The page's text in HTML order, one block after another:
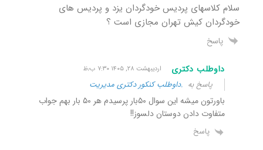
سلام کلاسهای پردیس خودگردان یزد و پردیس های
خودگردان کیش تهران مجازی است ؟
پاسخ
داوطلب دکتری اردیبهشت ۲۸, ۱۴۰۵ ۷:۳۰ ب٫ظ
پاسخ به .داوطلب کنکور دکتری مدیریت
باورتون میشه این سوال ۵۰بار پرسیدم هر ۵۰ بار بهم جواب
متفاوت دادن دوستان دلسوز!!
پاسخ